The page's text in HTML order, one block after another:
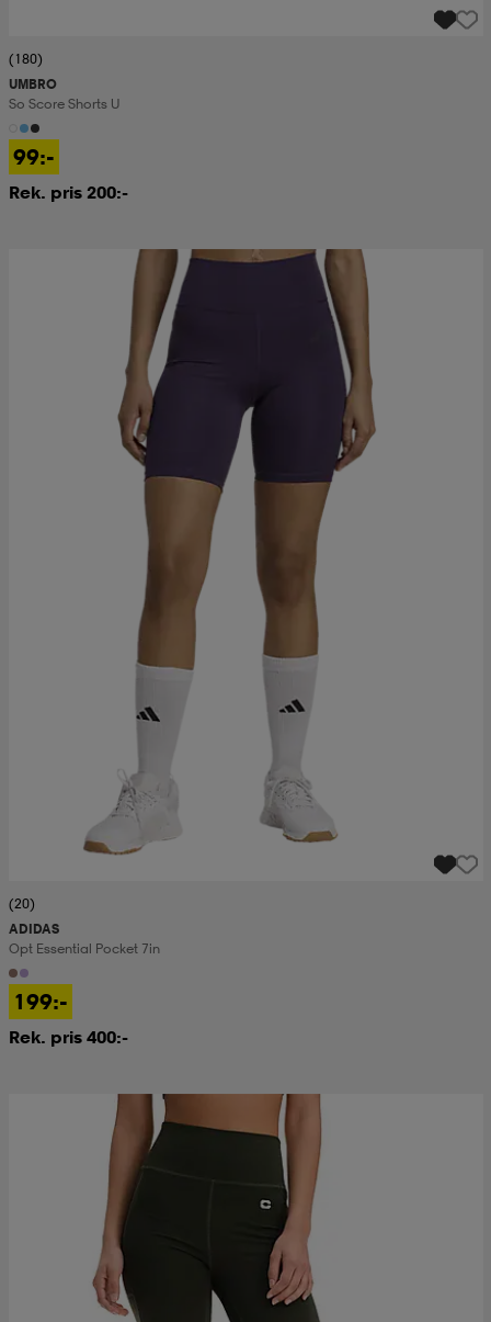
(180)
UMBRO
So Score Shorts U
99:-
Rek. pris 200:-
(20)
ADIDAS
Opt Essential Pocket 7in
199:-
Rek. pris 400:-